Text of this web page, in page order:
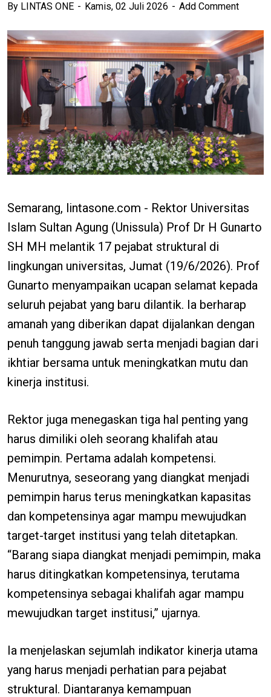
By LINTAS ONE Kamis, 02 Juli 2026 Add Comment
Semarang, lintasone.com - Rektor Universitas
Islam Sultan Agung (Unissula) Prof Dr H Gunarto
SH MH melantik 17 pejabat struktural di
lingkungan universitas, Jumat (19/6/2026). Prof
Gunarto menyampaikan ucapan selamat kepada
seluruh pejabat yang baru dilantik. Ia berharap
amanah yang diberikan dapat dijalankan dengan
penuh tanggung jawab serta menjadi bagian dari
ikhtiar bersama untuk meningkatkan mutu dan
kinerja institusi.
Rektor juga menegaskan tiga hal penting yang
harus dimiliki oleh seorang khalifah atau
pemimpin. Pertama adalah kompetensi.
Menurutnya, seseorang yang diangkat menjadi
pemimpin harus terus meningkatkan kapasitas
dan kompetensinya agar mampu mewujudkan
target-target institusi yang telah ditetapkan.
“Barang siapa diangkat menjadi pemimpin, maka
harus ditingkatkan kompetensinya, terutama
kompetensinya sebagai khalifah agar mampu
mewujudkan target institusi,” ujarnya.
Ia menjelaskan sejumlah indikator kinerja utama
yang harus menjadi perhatian para pejabat
struktural. Diantaranya kemampuan